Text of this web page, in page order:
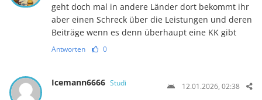
geht doch mal in andere Länder dort bekommt ihr
aber einen Schreck über die Leistungen und deren
Beiträge wenn es denn überhaupt eine KK gibt
Antworten 0
Icemann6666 Studi 12.01.2026, 02:38